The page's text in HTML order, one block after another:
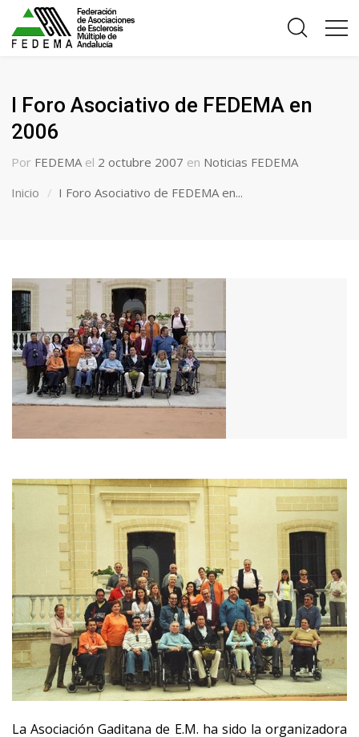
I Foro Asociativo de FEDEMA en
2006
Por FEDEMA el 2 octubre 2007 en Noticias FEDEMA
Inicio
I Foro Asociativo de FEDEMA en...
La Asociación Gaditana de E.M. ha sido la organizadora